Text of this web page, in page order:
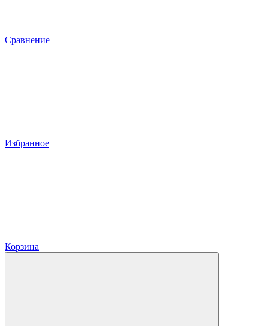
Сравнение
Избранное
Корзина